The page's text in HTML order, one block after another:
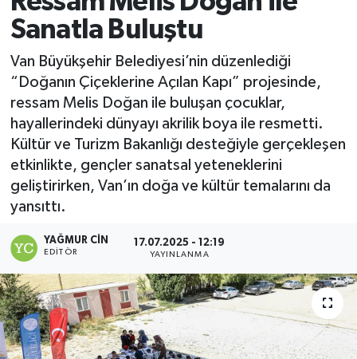
Sanatla Buluştu
Van Büyükşehir Belediyesi’nin düzenlediği
“Doğanın Çiçeklerine Açılan Kapı” projesinde,
ressam Melis Doğan ile buluşan çocuklar,
hayallerindeki dünyayı akrilik boya ile resmetti.
Kültür ve Turizm Bakanlığı desteğiyle gerçekleşen
etkinlikte, gençler sanatsal yeteneklerini
geliştirirken, Van’ın doğa ve kültür temalarını da
yansıttı.
YAĞMUR CIN
EDITÖR
17.07.2025 - 12:19
YAYINLANMA
Eğitim
Sağlık
Gündem
Spor
Siyaset
Teknoloji
Kültür Sanat
Muş
Uşak Trafik Yoğunluk Haritası
TFF 2.Lig Kırmızı Grup Puan Durumu ve Fikstür
Tüm Manşetler
Son Dakika Haberleri
Haber Arşivi